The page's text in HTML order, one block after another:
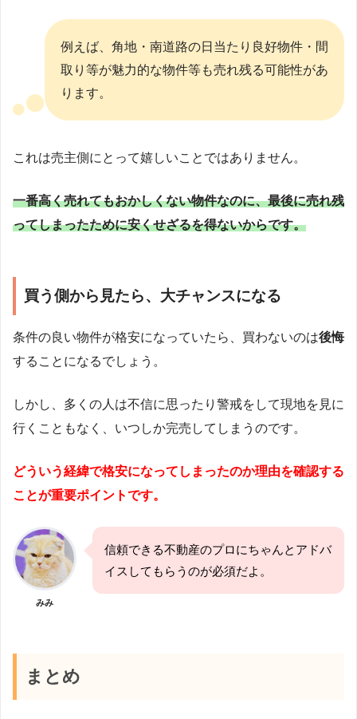
例えば、角地・南道路の日当たり良好物件・間
取り等が魅力的な物件等も売れ残る可能性があ
ります。
これは売主側にとって嬉しいことではありません。
一番高く売れてもおかしくない物件なのに、最後に売れ残
ってしまったために安くせざるを得ないからです。
買う側から見たら、大チャンスになる
条件の良い物件が格安になっていたら、買わないのは後悔
することになるでしょう。
しかし、多くの人は不信に思ったり警戒をして現地を見に
行くこともなく、いつしか完売してしまうのです。
どういう経緯で格安になってしまったのか理由を確認する
ことが重要ポイントです。
みみ
信頼できる不動産のプロにちゃんとアドバ
イスしてもらうのが必須だよ。
まとめ